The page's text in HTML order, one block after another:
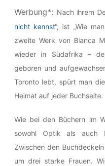
Werbung*: Nach ihrem
nicht kennst“, ist „Wie
zweite Werk von Bianca
wieder in Südafrika –
geboren und
Toronto lebt, spürt man
Heimat auf jeder Buchseite.
Wie bei den Büchern im
sowohl Optik als auch
Zwischen den
um drei starke Frauen.